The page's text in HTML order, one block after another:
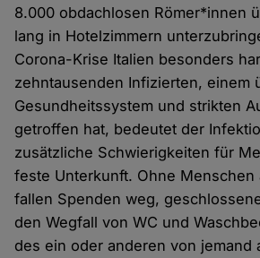
8.000 obdachlosen Römer*innen
lang in Hotelzimmern
Corona-Krise Italien besonders
zehntausenden Infizierten, einem
Gesundheitssystem und strikten
getroffen hat, bedeutet der
zusätzliche Schwierigkeiten für
feste Unterkunft. Ohne Menschen
fallen Spenden weg,
den Wegfall von WC und
des ein oder anderen von jemand